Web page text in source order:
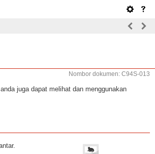
Nombor dokumen: C94S-013
juga dapat melihat dan menggunakan